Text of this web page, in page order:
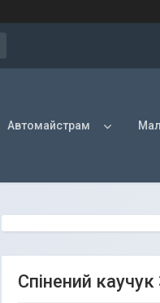
Автомайстрам
Спінений